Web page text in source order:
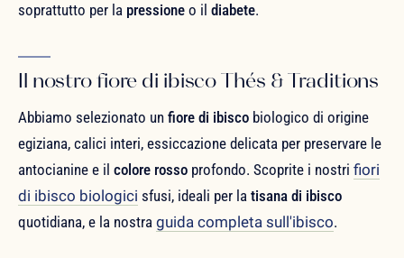
soprattutto per la pressione o il diabete.
Il nostro fiore di ibisco Thés & Traditions
Abbiamo selezionato un fiore di ibisco biologico di origine
egiziana, calici interi, essiccazione delicata per preservare le
antocianine e il colore rosso profondo. Scoprite i nostri fiori
di ibisco biologici sfusi, ideali per la tisana di ibisco
quotidiana, e la nostra guida completa sull'ibisco.